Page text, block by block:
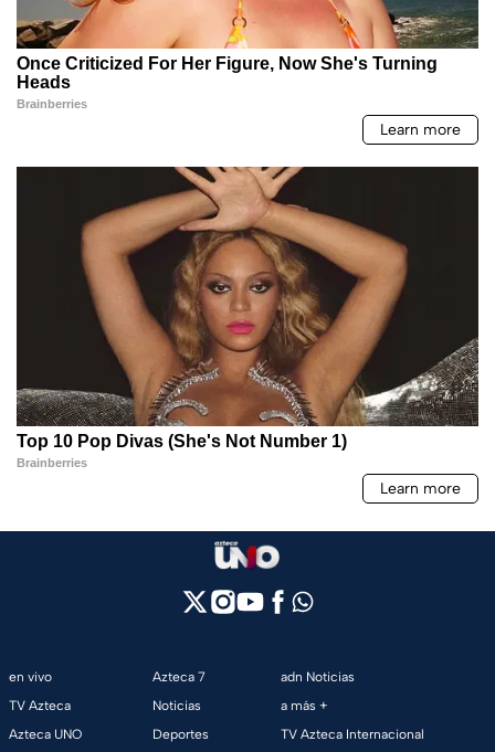
en vivo
TV Azteca
Azteca UNO
Azteca 7
Noticias
Deportes
adn Noticias
a más +
TV Azteca Internacional